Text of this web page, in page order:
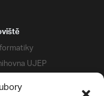
UJEP
a menz